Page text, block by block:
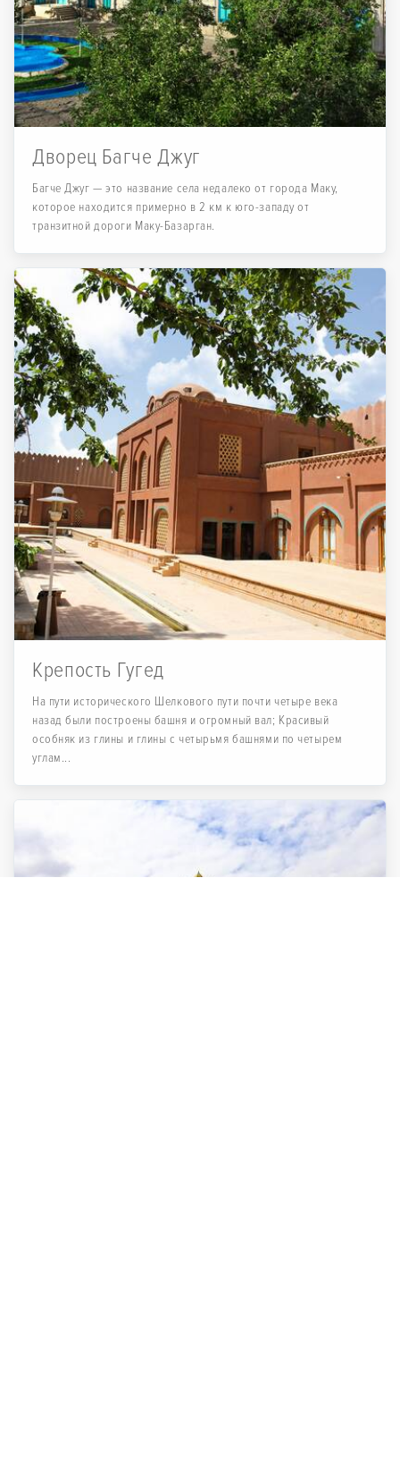
Дворец Багче Джуг
Багче Джуг — это название села недалеко от города Маку,
которое находится примерно в 2 км к юго-западу от
транзитной дороги Маку-Базарган.
Крепость Гугед
На пути исторического Шелкового пути почти четыре века
назад были построены башня и огромный вал; Красивый
особняк из глины и глины с четырьмя башнями по четырем
углам...